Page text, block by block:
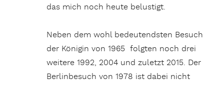
das mich noch heute belustigt.
Neben dem wohl bedeutendsten Besuch
der Königin von 1965 folgten noch drei
weitere 1992, 2004 und zuletzt 2015. Der
Berlinbesuch von 1978 ist dabei nicht